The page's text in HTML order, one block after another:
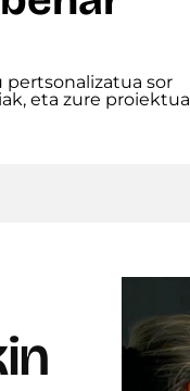
pertsonalizatua sor
eta zure proiektua